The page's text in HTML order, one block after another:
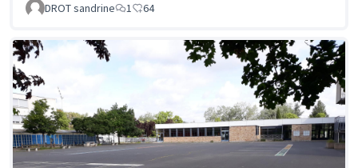
DROT sandrine 1 64